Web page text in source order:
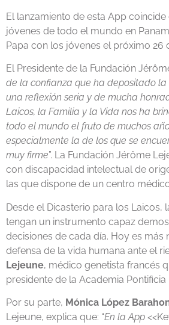
El lanzamiento de esta App
jóvenes de todo el mundo en
Papa con los jóvenes el próximo 26
El Presidente de la Fundación
de la confianza que ha depositado
una reflexión seria y de mucha
Laicos, la Familia y la Vida nos ha
todo el mundo el fruto de muchos
especialmente la de los que se
muy firme”. La Fundación Jérôme
con discapacidad intelectual de
las que dispone de un centro
Desde el Dicasterio para los Laicos,
tengan un instrumento capaz
decisiones de cada día. Hoy es
defensa de la vida humana ante el
Lejeune, médico genetista francés
presidente de la Academia
Por su parte, Mónica López
Lejeune, explica que: “En la App